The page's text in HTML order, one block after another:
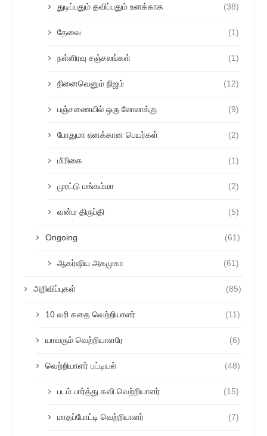
துடிப்பதும் தவிப்பதும் உனக்காக (38)
தேவை (1)
நள்ளிரவு சஞ்சலங்கள் (1)
நினைவெனும் நிஜம் (12)
பஞ்சணையில் ஒரு லோலாக்கு (9)
போதுமா எனக்கான பெயர்கள் (2)
மீமிகை (1)
முரட்டு மங்கம்மா (2)
வன்ம திருப்தி (5)
Ongoing (61)
ஆகர்ஷிய அகமுகா (61)
அறிவிப்புகள் (85)
10 வரி கதை வெற்றியாளர் (11)
யாவரும் வெற்றியாளரே (6)
வெற்றியாளர் பட்டியல் (48)
படம் பார்த்து கவி வெற்றியாளர் (15)
மாதப்போட்டி வெற்றியாளர் (7)